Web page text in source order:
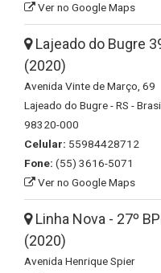
Ver no Google Maps
Lajeado do Bugre
(2020)
Avenida Vinte de Março, 69
Lajeado do Bugre - RS -
98320-000
Celular: 55984428712
Fone: (55) 3616-5071
Ver no Google Maps
Linha Nova - 27º
(2020)
Avenida Henrique Spier